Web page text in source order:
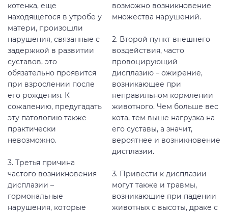
котенка, еще
находящегося в утробе у
матери, произошли
нарушения, связанные с
задержкой в развитии
суставов, это
обязательно проявится
при взрослении после
его рождения. К
сожалению, предугадать
эту патологию также
практически
невозможно.
3. Третья причина
частого возникновения
дисплазии –
гормональные
нарушения, которые
возможно возникновение
множества нарушений.
2. Второй пункт внешнего
воздействия, часто
провоцирующий
дисплазию – ожирение,
возникающее при
неправильном кормлении
животного. Чем больше вес
кота, тем выше нагрузка на
его суставы, а значит,
вероятнее и возникновение
дисплазии.
3. Привести к дисплазии
могут также и травмы,
возникающие при падении
животных с высоты, драке с